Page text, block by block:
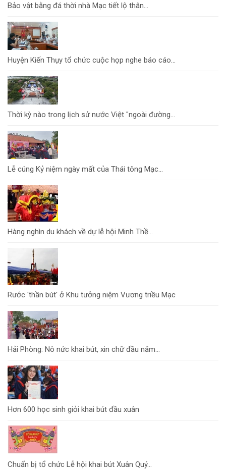
Bảo vật bằng đá thời nhà Mạc tiết lộ thân...
Huyện Kiến Thụy tổ chức cuộc họp nghe báo cáo...
Thời kỳ nào trong lịch sử nước Việt "ngoài đường...
Lễ cúng Kỷ niệm ngày mất của Thái tông Mạc...
Hàng nghìn du khách về dự lễ hội Minh Thề...
Rước 'thần bút' ở Khu tưởng niệm Vương triều Mạc
Hải Phòng: Nô nức khai bút, xin chữ đầu năm...
Hơn 600 học sinh giỏi khai bút đầu xuân
Chuẩn bị tổ chức Lễ hội khai bút Xuân Quý...